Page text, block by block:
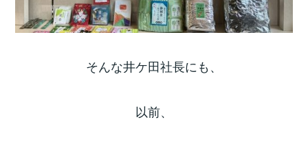
そんな井ケ田社長にも、
以前、